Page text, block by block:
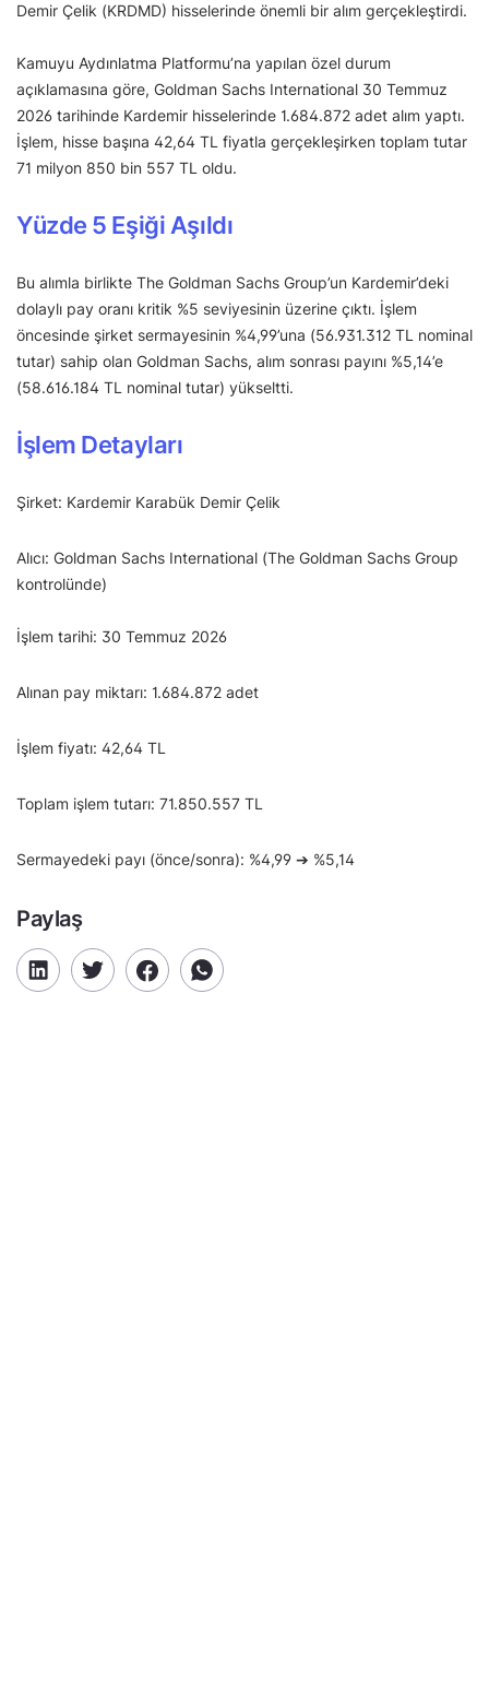
Demir Çelik (KRDMD) hisselerinde önemli bir alım gerçekleştirdi.
Kamuyu Aydınlatma Platformu’na yapılan özel durum
açıklamasına göre, Goldman Sachs International 30 Temmuz
2026 tarihinde Kardemir hisselerinde 1.684.872 adet alım yaptı.
İşlem, hisse başına 42,64 TL fiyatla gerçekleşirken toplam tutar
71 milyon 850 bin 557 TL oldu.
Yüzde 5 Eşiği Aşıldı
Bu alımla birlikte The Goldman Sachs Group’un Kardemir’deki
dolaylı pay oranı kritik %5 seviyesinin üzerine çıktı. İşlem
öncesinde şirket sermayesinin %4,99’una (56.931.312 TL nominal
tutar) sahip olan Goldman Sachs, alım sonrası payını %5,14’e
(58.616.184 TL nominal tutar) yükseltti.
İşlem Detayları
Şirket: Kardemir Karabük Demir Çelik
Alıcı: Goldman Sachs International (The Goldman Sachs Group
kontrolünde)
İşlem tarihi: 30 Temmuz 2026
Alınan pay miktarı: 1.684.872 adet
İşlem fiyatı: 42,64 TL
Toplam işlem tutarı: 71.850.557 TL
Sermayedeki payı (önce/sonra): %4,99 ➔ %5,14
Paylaş